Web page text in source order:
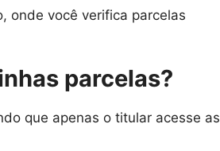
onde você verifica parcelas
parcelas?
que apenas o titular acesse as